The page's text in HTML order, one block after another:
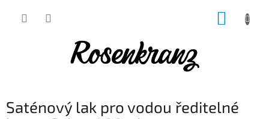
Saténový lak pro vodou ředitelné